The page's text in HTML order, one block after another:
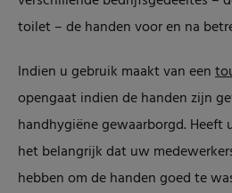
toilet – de handen voor en na
Indien u gebruik maakt van een
opengaat indien de handen zijn
handhygiëne gewaarborgd. Heeft
het belangrijk dat uw
hebben om de handen goed te